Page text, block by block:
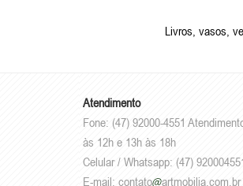
Livros, vasos,
Atendimento
Fone: (47) 92000-4551
às 12h e 13h às 18h
Celular / Whatsapp: (47)
E-mail: contato artmobilia.com.br